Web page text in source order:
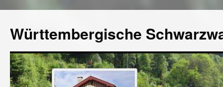
Württembergische